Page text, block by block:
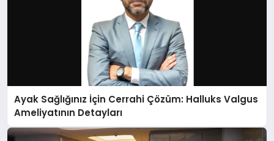
Ayak Sağlığınız İçin Cerrahi Çözüm: Halluks Valgus
Ameliyatının Detayları